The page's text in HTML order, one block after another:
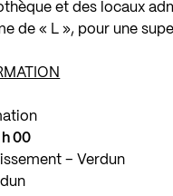
et des locaux
de « L », pour une
h 00
– Verdun